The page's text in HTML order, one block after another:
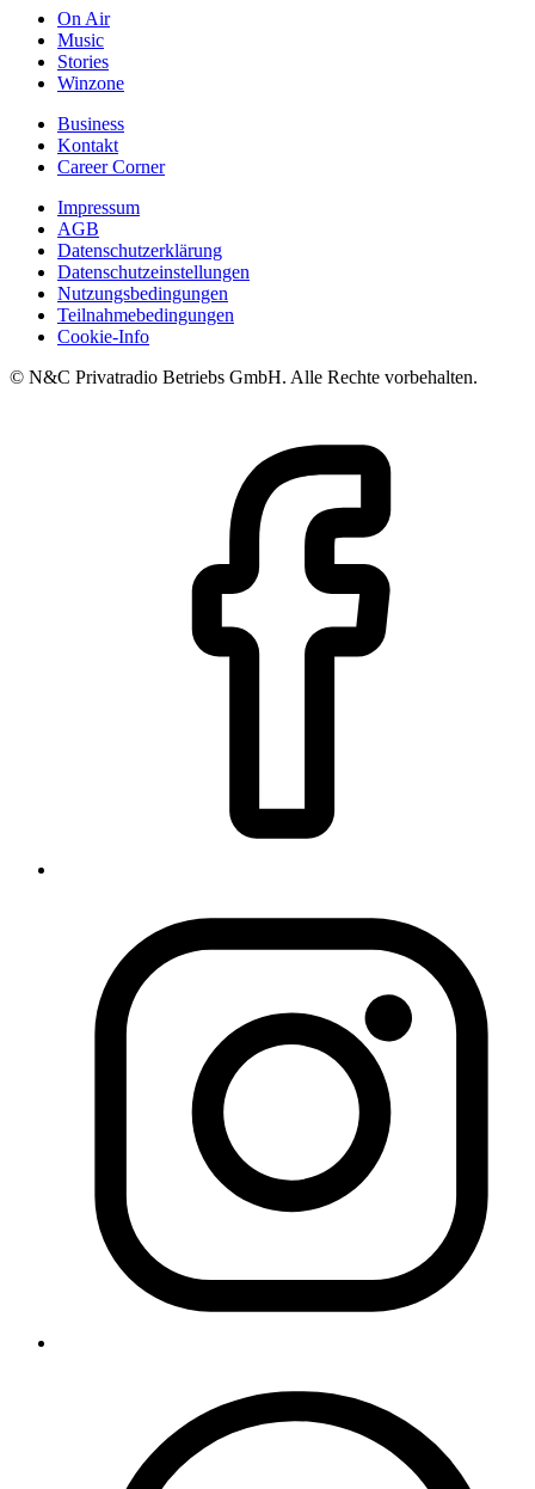
On Air
Music
Stories
Winzone
Business
Kontakt
Career Corner
Impressum
AGB
Datenschutzerklärung
Datenschutzeinstellungen
Nutzungsbedingungen
Teilnahmebedingungen
Cookie-Info
© N&C Privatradio Betriebs GmbH. Alle Rechte vorbehalten.